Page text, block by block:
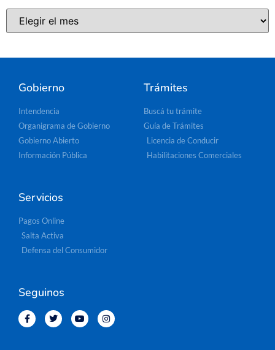
Gobierno
Intendencia
Organigrama de Gobierno
Gobierno Abierto
Información Pública
Trámites
Buscá tu trámite
Guía de Trámites
Licencia de Conducir
Habilitaciones Comerciales
Servicios
Pagos Online
Salta Activa
Defensa del Consumidor
Seguinos